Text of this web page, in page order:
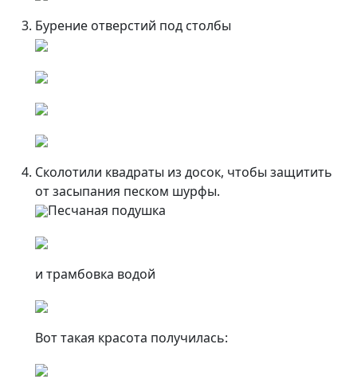
Бурение отверстий под столбы
Сколотили квадраты из досок, чтобы защитить
от засыпания песком шурфы.
Песчаная подушка
и трамбовка водой
Вот такая красота получилась: